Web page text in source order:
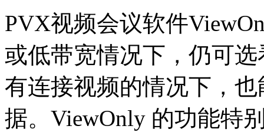
PVX视频会议软件
或低带宽情况下，仍可
有连接视频的情况下，
据。ViewOnly 的功能特